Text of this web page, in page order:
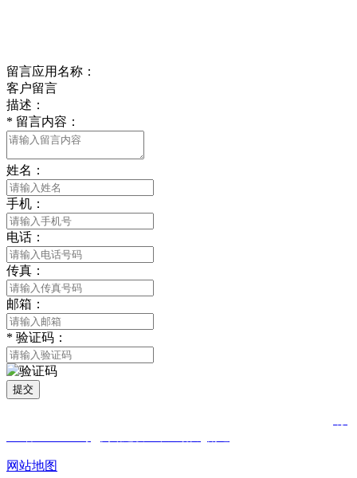
留言应用名称：
客户留言
描述：
* 留言内容：
姓名：
手机：
电话：
传真：
邮箱：
* 验证码：
提交
网站地图